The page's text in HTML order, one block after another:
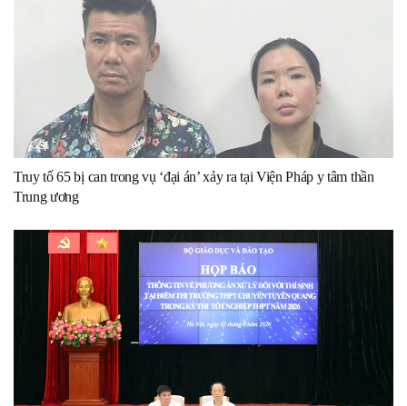
Truy tố 65 bị can trong vụ ‘đại án’ xảy ra tại Viện Pháp y tâm thần
Trung ương